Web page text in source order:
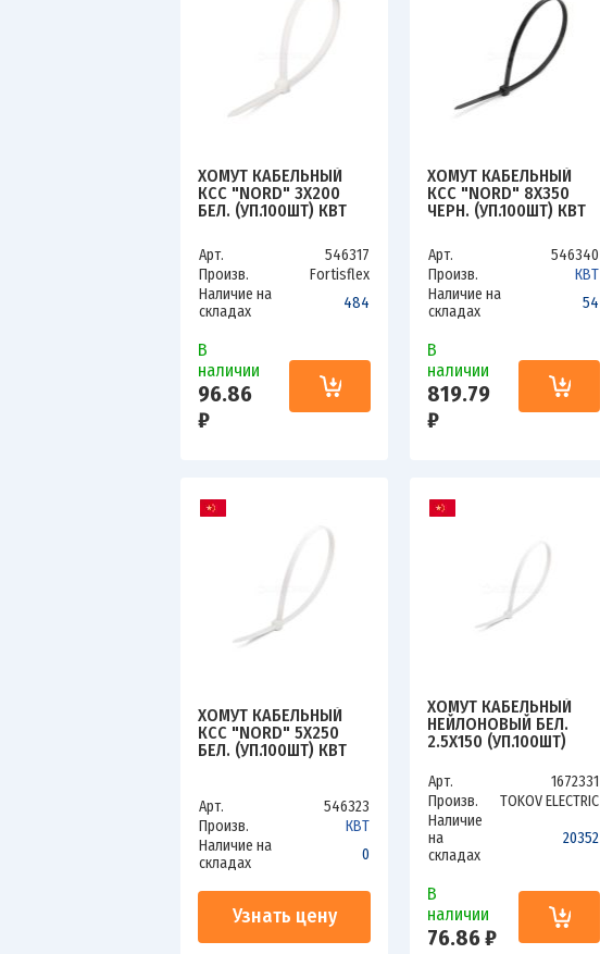
ХОМУТ КАБЕЛЬНЫЙ
КСС "NORD" 3Х200
БЕЛ. (УП.100ШТ) КВТ
Арт.
546317
Произв.
Fortisflex
Наличие на
складах
484
В
наличии
96.86
₽
ХОМУТ КАБЕЛЬНЫЙ
КСС "NORD" 8Х350
ЧЕРН. (УП.100ШТ) КВТ
Арт.
546340
Произв.
КВТ
Наличие на
складах
54
В
наличии
819.79
₽
ХОМУТ КАБЕЛЬНЫЙ
КСС "NORD" 5Х250
БЕЛ. (УП.100ШТ) КВТ
Арт.
546323
Произв.
КВТ
Наличие на
складах
0
Узнать цену
ХОМУТ КАБЕЛЬНЫЙ
НЕЙЛОНОВЫЙ БЕЛ.
2.5Х150 (УП.100ШТ)
HNS-2.5-150-W/100
Арт.
1672331
Произв.
TOKOV ELECTRIC
Наличие
на
складах
20352
В
наличии
76.86 ₽